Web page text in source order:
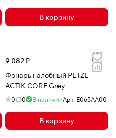
В корзину
9 082 ₽
Фонарь налобный PETZL
ACTIK CORE Grey
0 0 В наличииАрт. E065AA00
В корзину